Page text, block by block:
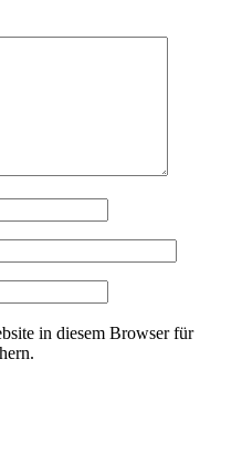
in diesem Browser für